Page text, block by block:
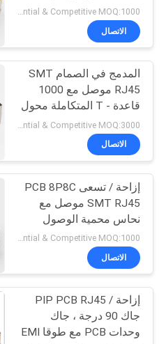
الاتصال
المدمج في الصمام SMT
RJ45 موصل مع 1000
قاعدة - T المتكاملة محول
الاتصال
إزاحة / تسعى PCB 8P8C
SMT RJ45 موصل مع
نحاس محمية الوصول
Preferential & Competitive MOQ:1000
الاتصال
إزاحة / PIP PCB RJ45
جاك 90 درجة ، جاك
وحدات PCB مع طوقا EMI